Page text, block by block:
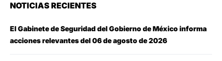
NOTICIAS RECIENTES
El Gabinete de Seguridad del Gobierno de México informa
acciones relevantes del 06 de agosto de 2026